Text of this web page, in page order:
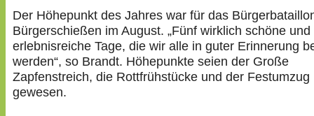
Der Höhepunkt des Jahres war für das
Bürgerschießen im August. „Fünf wirklich schöne und
erlebnisreiche Tage, die wir alle in guter Erinnerung
werden“, so Brandt. Höhepunkte seien der Große
Zapfenstreich, die Rottfrühstücke und der Festumzug
gewesen.